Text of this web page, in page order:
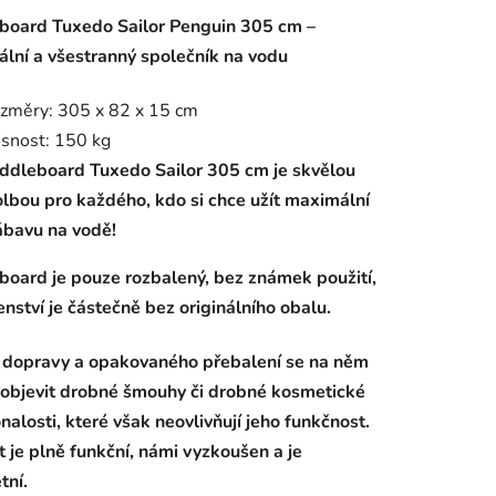
Tuxedo Sailor Penguin 305 cm –
a všestranný společník na vodu
305 x 82 x 15 cm
150 kg
Tuxedo Sailor 305 cm je skvělou
pro každého, kdo si chce užít maximální
na vodě!
je pouze rozbalený, bez známek použití,
je částečně bez originálního obalu.
a opakovaného přebalení se na něm
drobné šmouhy či drobné kosmetické
které však neovlivňují jeho funkčnost.
je plně funkční, námi vyzkoušen a je